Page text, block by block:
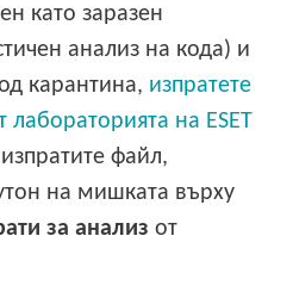
като заразен
анализ на кода) и
карантина, изпратете
на ESET
файл,
на мишката върху
за анализ от